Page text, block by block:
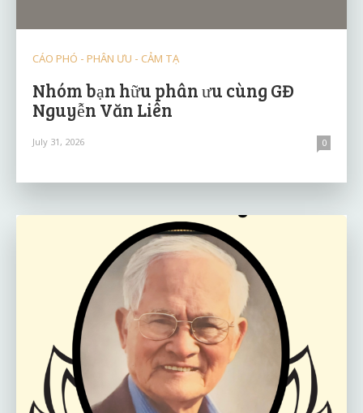
CÁO PHÓ - PHÂN ƯU - CẢM TẠ
Nhóm bạn hữu phân ưu cùng GĐ
Nguyễn Văn Liên
July 31, 2026 0